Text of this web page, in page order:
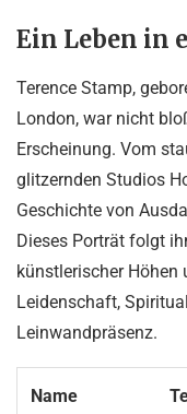
Ein Leben in
Terence Stamp,
London, war nicht
Erscheinung. Vom
glitzernden Studios
Geschichte von
Dieses Porträt folgt
künstlerischer Höhen
Leidenschaft,
Leinwandpräsenz.
Name